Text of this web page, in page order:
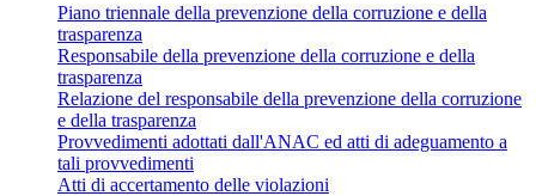
Piano triennale della prevenzione della corruzione e della
trasparenza
Responsabile della prevenzione della corruzione e della
trasparenza
Relazione del responsabile della prevenzione della corruzione
e della trasparenza
Provvedimenti adottati dall'ANAC ed atti di adeguamento a
tali provvedimenti
Atti di accertamento delle violazioni